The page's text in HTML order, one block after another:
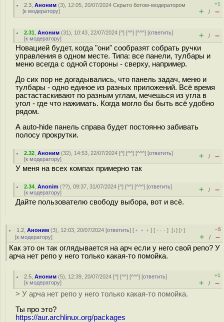
2.3 ,Аноним (3), 12:05, 20/07/2024Скрыто ботом-модератором
[к модератору]
+1
+ / –
2.31 ,Аноним (31), 10:43, 22/07/2024 [^] [^^] [^^^] [ответить]
[к модератору] + / –
Новацией будет, когда "они" сообразят собрать ручки
управления в одном месте. Типа: все панели, тулбары и
меню всегда с одной стороны - сверху, например.
До сих пор не догадывались, что панель задач, меню и
тулбары - одно единое из разных приложений. Всё время
растастаскивают по разным углам, мечешься из угла в
угол - где что нажимать. Когда могло бы быть всё удобно
рядом.
А auto-hide панель справа будет постоянно забивать
полосу прокрутки.
2.32 ,Аноним (32), 14:53, 22/07/2024 [^] [^^] [^^^] [ответить]
[к модератору] + / –
У меня на всех компах примерно так
2.34 ,Anonim (??), 09:37, 31/07/2024 [^] [^^] [^^^] [ответить]
[к модератору] + / –
Дайте пользователю свободу выбора, вот и всё.
1.2 ,Аноним (3), 12:03, 20/07/2024 [ответить] [ ﹢﹢﹢] [ · · ·][↓] [↑]
[к модератору]
–5
+ / –
Как это он так оглядывается на арч если у него свой репо? У
арча нет репо у него только какая-то помойка.
2.5 ,Аноним (5), 12:39, 20/07/2024 [^] [^^] [^^^] [ответить]
[к модератору]
+1
+ / –
> У арча нет репо у него только какая-то помойка.
Ты про это?
https://aur.archlinux.org/packages